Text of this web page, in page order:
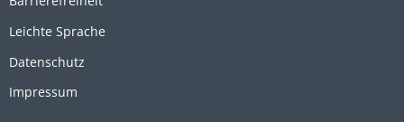
Leichte Sprache
Datenschutz
Impressum